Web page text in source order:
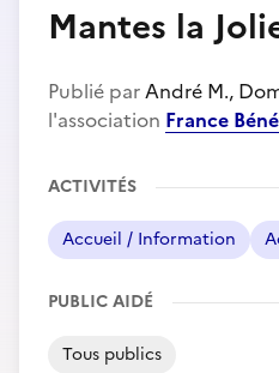
Mantes la
Publié parAndré M.,
l'association France
ACTIVITÉS
Accueil / Information
PUBLIC AIDÉ
Tous publics